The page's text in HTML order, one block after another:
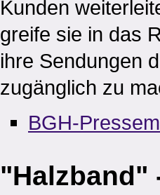
Kunden
greife sie in das
ihre Sendungen
zugänglich zu
BGH-
"Halzband"